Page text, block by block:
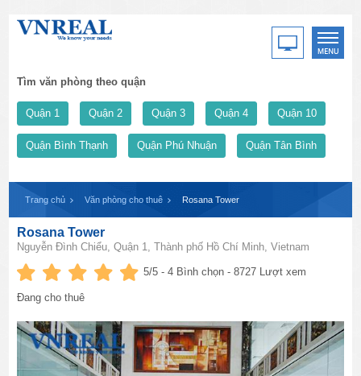
Tìm văn phòng theo quận
Quận 1 Quận 2 Quận 3 Quận 4 Quận 10
Quận Bình Thạnh Quận Phú Nhuận Quận Tân Bình
Trang chủ Văn phòng cho thuê Rosana Tower
Rosana Tower
Nguyễn Đình Chiểu, Quận 1, Thành phố Hồ Chí Minh, Vietnam
5/5 -4 Bình chọn - 8727 Lượt xem
Đang cho thuê